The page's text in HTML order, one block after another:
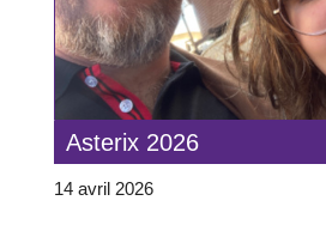
Asterix 2026
14 avril 2026